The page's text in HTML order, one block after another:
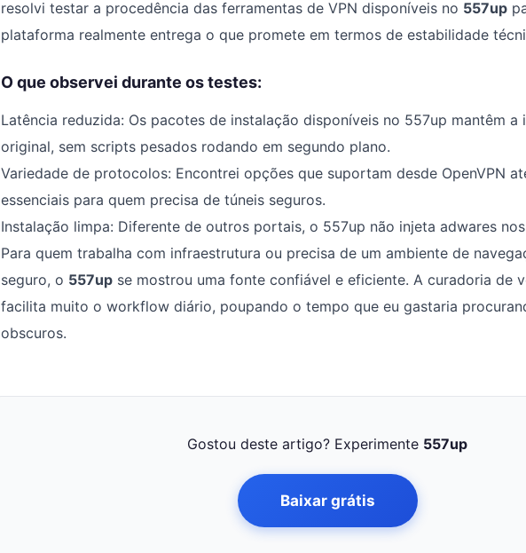
resolvi testar a procedência das ferramentas de VPN disponíveis no 557up
plataforma realmente entrega o que promete em termos de estabilidade
O que observei durante os testes:
Latência reduzida: Os pacotes de instalação disponíveis no 557up mantêm a
original, sem scripts pesados rodando em segundo plano.
Variedade de protocolos: Encontrei opções que suportam desde OpenVPN
essenciais para quem precisa de túneis seguros.
Instalação limpa: Diferente de outros portais, o 557up não injeta adwares
Para quem trabalha com infraestrutura ou precisa de um ambiente de
seguro, o 557up se mostrou uma fonte confiável e eficiente. A curadoria de
facilita muito o workflow diário, poupando o tempo que eu gastaria
obscuros.
Gostou deste artigo? Experimente 557up
Baixar grátis